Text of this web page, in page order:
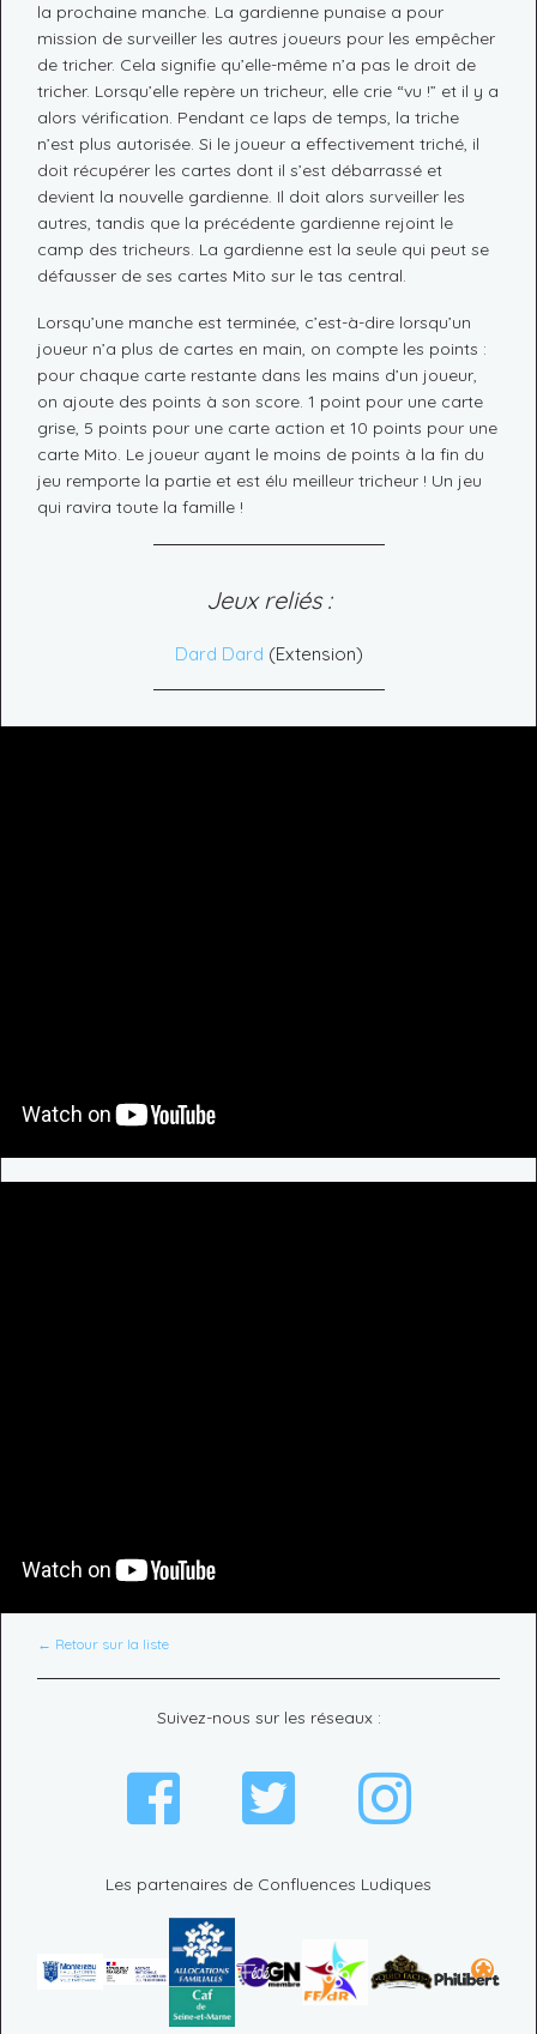
la prochaine manche. La gardienne punaise a pour
mission de surveiller les autres joueurs pour les empêcher
de tricher. Cela signifie qu’elle-même n’a pas le droit de
tricher. Lorsqu’elle repère un tricheur, elle crie “vu !” et il y a
alors vérification. Pendant ce laps de temps, la triche
n’est plus autorisée. Si le joueur a effectivement triché, il
doit récupérer les cartes dont il s’est débarrassé et
devient la nouvelle gardienne. Il doit alors surveiller les
autres, tandis que la précédente gardienne rejoint le
camp des tricheurs. La gardienne est la seule qui peut se
défausser de ses cartes Mito sur le tas central.
Lorsqu’une manche est terminée, c’est-à-dire lorsqu’un
joueur n’a plus de cartes en main, on compte les points :
pour chaque carte restante dans les mains d’un joueur,
on ajoute des points à son score. 1 point pour une carte
grise, 5 points pour une carte action et 10 points pour une
carte Mito. Le joueur ayant le moins de points à la fin du
jeu remporte la partie et est élu meilleur tricheur ! Un jeu
qui ravira toute la famille !
Jeux reliés :
Dard Dard (Extension)
← Retour sur la liste
Les partenaires de Confluences Ludiques
Suivez-nous sur les réseaux :